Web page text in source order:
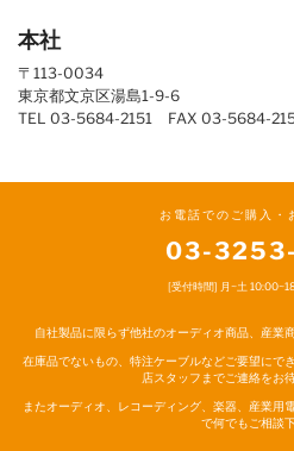
本社
〒113-0034
東京都文京区湯島1-9-6
TEL 03-5684-2151 FAX 03-5684-
お電話でのご購入・
03-
[受付時間] 月~土
自社製品に限らず他社のオーディオ商品、産業
在庫品でないもの、特注ケーブルなどご要望にで
店スタッフまでご連絡をお
またオーディオ、レコーディング、楽器、産業用
で何でもご相談下